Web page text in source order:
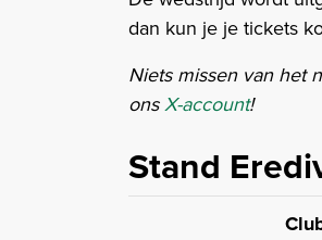
dan kun je je tickets
Niets missen van het
onsX-account!
Stand